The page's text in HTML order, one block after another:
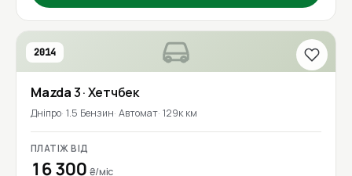
2014
Mazda3· Хетчбек
Дніпро 1.5 Бензин Автомат 129к км
ПЛАТІЖ ВІД
16 300 ₴/міс